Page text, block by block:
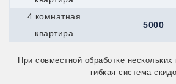
4 комнатная
квартира
5000
При совместной обработке
гибкая система